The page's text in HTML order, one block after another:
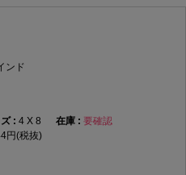
ンド
4 X 8
要確認
円(税抜)